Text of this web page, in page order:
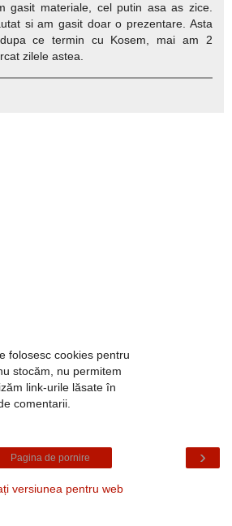
gasit materiale, cel putin asa as zice.
si am gasit doar o prezentare. Asta
ce termin cu Kosem, mai am 2
zilele astea.
folosesc cookies pentru
stocăm, nu permitem
link-urile lăsate în
comentarii.
›
Pagina de pornire
versiunea pentru web